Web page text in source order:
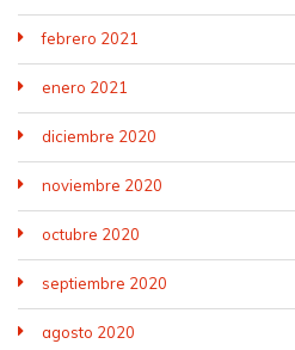
febrero 2021
enero 2021
diciembre 2020
noviembre 2020
octubre 2020
septiembre 2020
agosto 2020